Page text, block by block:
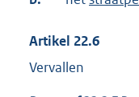
Artikel 22.6
Vervallen